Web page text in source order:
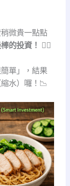
微貴一點點
的投資！ 🏋️‍♀️
單」，結果
水）囉！📉